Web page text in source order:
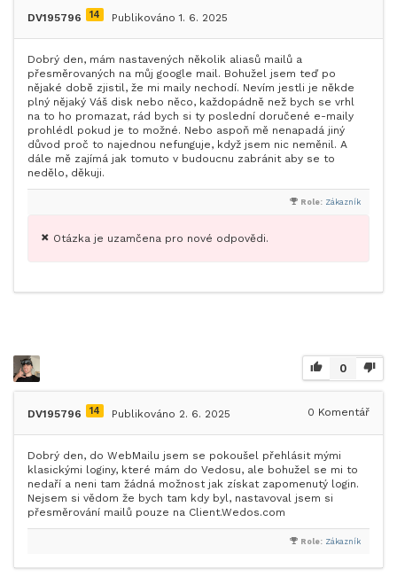
DV195796 14 Publikováno 1. 6. 2025
Dobrý den, mám nastavených několik aliasů mailů a
přesměrovaných na můj google mail. Bohužel jsem teď po
nějaké době zjistil, že mi maily nechodí. Nevím jestli je někde
plný nějaký Váš disk nebo něco, každopádně než bych se vrhl
na to ho promazat, rád bych si ty poslední doručené e-maily
prohlédl pokud je to možné. Nebo aspoň mě nenapadá jiný
důvod proč to najednou nefunguje, když jsem nic neměnil. A
dále mě zajímá jak tomuto v budoucnu zabránit aby se to
nedělo, děkuji.
Role: Zákazník
Otázka je uzamčena pro nové odpovědi.
0
DV195796 14 Publikováno 2. 6. 2025 0 Komentář
Dobrý den, do WebMailu jsem se pokoušel přehlásit mými
klasickými loginy, které mám do Vedosu, ale bohužel se mi to
nedaří a neni tam žádná možnost jak získat zapomenutý login.
Nejsem si vědom že bych tam kdy byl, nastavoval jsem si
přesměrování mailů pouze na Client.Wedos.com
Role: Zákazník